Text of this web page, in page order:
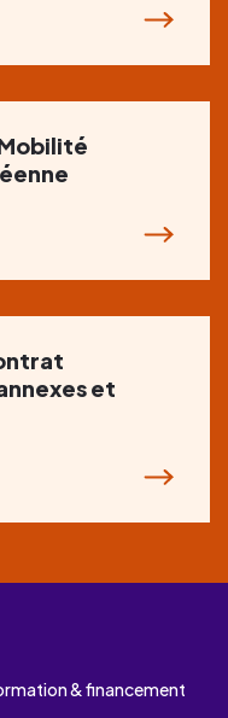
et
& financement